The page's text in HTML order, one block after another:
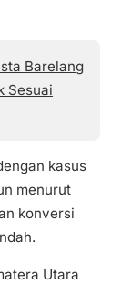
Barelang
Sesuai
kasus
menurut
konversi
Utara